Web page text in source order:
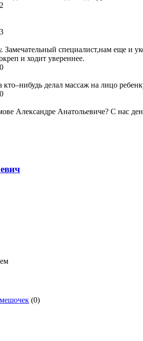
специалист,нам еще и
и ходит увереннее.
кто–нибудь делал массаж на лицо
Александре Анатольевиче? С нас
(0)